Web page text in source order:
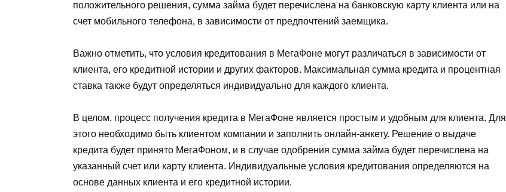
положительного решения, сумма займа будет перечислена на банковскую карту клиента или на
счет мобильного телефона, в зависимости от предпочтений заемщика.
Важно отметить, что условия кредитования в МегаФоне могут различаться в зависимости от
клиента, его кредитной истории и других факторов. Максимальная сумма кредита и процентная
ставка также будут определяться индивидуально для каждого клиента.
В целом, процесс получения кредита в МегаФоне является простым и удобным для клиента. Для
этого необходимо быть клиентом компании и заполнить онлайн-анкету. Решение о выдаче
кредита будет принято МегаФоном, и в случае одобрения сумма займа будет перечислена на
указанный счет или карту клиента. Индивидуальные условия кредитования определяются на
основе данных клиента и его кредитной истории.